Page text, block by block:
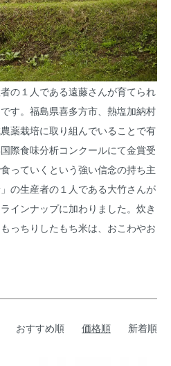
の１人である遠藤さんが育てられ
す。福島県喜多方市、熱塩加納村
薬栽培に取り組んでいることで有
際食味分析コンクールにて金賞受
っていくという強い信念の持ち主
の生産者の１人である大竹さんが
インナップに加わりました。炊き
っちりしたもち米は、おこわやお
おすすめ順 価格順 新着順